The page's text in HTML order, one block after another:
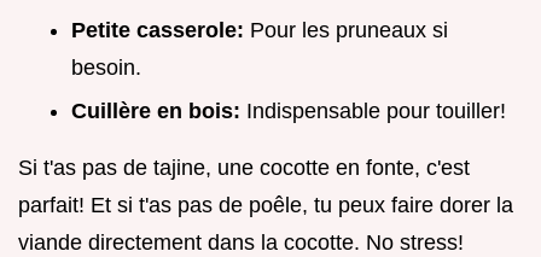
Petite casserole: Pour les pruneaux si
besoin.
Cuillère en bois: Indispensable pour touiller!
Si t'as pas de tajine, une cocotte en fonte, c'est
parfait! Et si t'as pas de poêle, tu peux faire dorer la
viande directement dans la cocotte. No stress!